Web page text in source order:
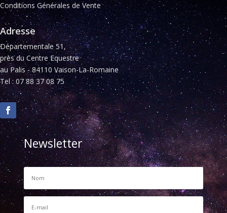
Conditions Générales de Vente
Adresse
Départementale 51,
près du Centre Equestre
au Palis - 84110 Vaison-La-Romaine
Tel : 07 88 37 08 75
Newsletter